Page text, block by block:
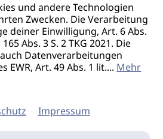
und andere Technologien
Zwecken. Die Verarbeitung
deiner Einwilligung, Art. 6 Abs.
Abs. 3 S. 2 TKG 2021. Die
Datenverarbeitungen
EWR, Art. 49 Abs. 1 lit....Mehr
Impressum